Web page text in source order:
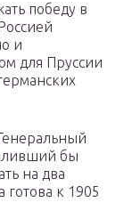
победу в
и
для Пруссии
бы
на два
к 1905